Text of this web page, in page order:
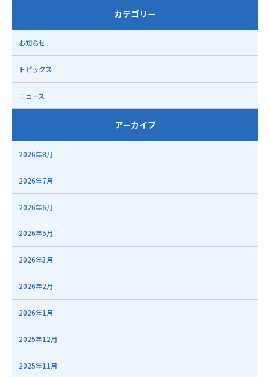
カテゴリー
お知らせ
トピックス
ニュース
アーカイブ
2026年8月
2026年7月
2026年6月
2026年5月
2026年3月
2026年2月
2026年1月
2025年12月
2025年11月